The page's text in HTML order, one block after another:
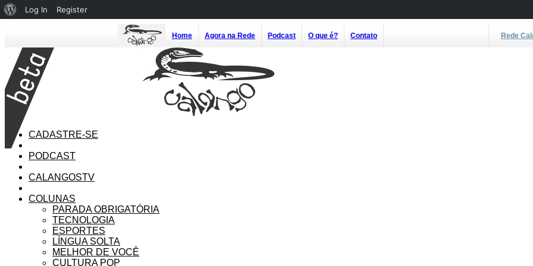
Home Agora na Rede Podcast O que é? Contato Rede
CADASTRE-SE
PODCAST
CALANGOSTV
COLUNAS
PARADA OBRIGATÓRIA
TECNOLOGIA
ESPORTES
LÍNGUA SOLTA
MELHOR DE VOCÊ
CULTURA POP
About
Log In Register